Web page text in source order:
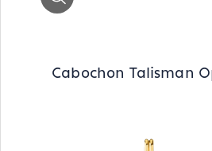
Cabochon Talisman